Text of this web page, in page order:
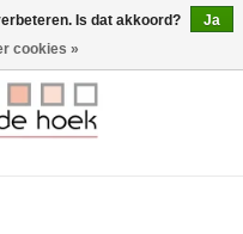
0 Artikelen - €0,00
Is dat akkoord?
Ja
cookies »